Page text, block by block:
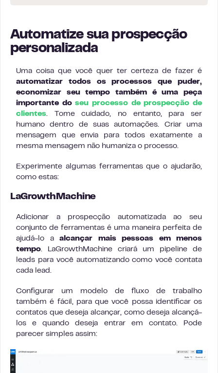
Automatize sua prospecção
personalizada
Uma coisa que você quer ter certeza de fazer é
automatizar todos os processos que puder,
economizar seu tempo também é uma peça
importante doseu processo de prospecção de
clientes. Tome cuidado, no entanto, para ser
humano dentro de suas automações. Criar uma
mensagem que envia para todos exatamente a
mesma mensagem não humaniza o processo.
Experimente algumas ferramentas que o ajudarão,
como estas:
LaGrowthMachine
Adicionar a prospecção automatizada ao seu
conjunto de ferramentas é uma maneira perfeita de
ajudá-lo a alcançar mais pessoas em menos
tempo. LaGrowthMachine criará um pipeline de
leads para você automatizando como você contata
cada lead.
Configurar um modelo de fluxo de trabalho
também é fácil, para que você possa identificar os
contatos que deseja alcançar, como deseja alcançá-
los e quando deseja entrar em contato. Pode
parecer simples assim: